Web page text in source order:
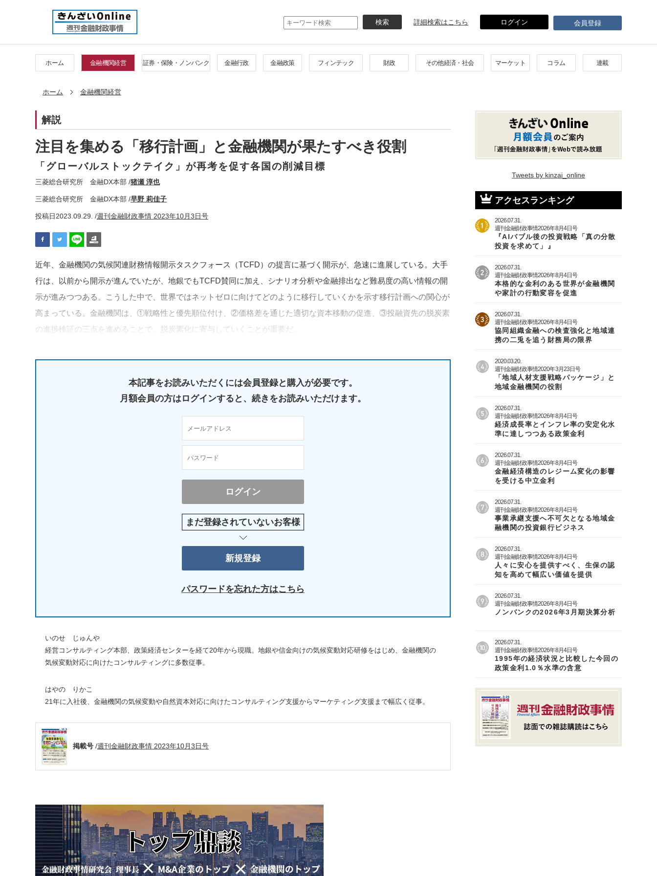
イ
ン
テ
ン
詳細検索はこちら ログイン 会員登録
ホーム 金融機関経営 証券・保険・ノンバンク 金融行政 金融政策 フィンテック 財政 その他経済・社会 マーケット コラム 連載
ホーム 金融機関経営
解説
注目を集める「移行計画」と金融機関が果たすべき役割
「グローバルストックテイク」が再考を促す各国の削減目標
三菱総合研究所 金融DX本部 /猪瀬 淳也
三菱総合研究所 金融DX本部 /早野 莉佳子
投稿日2023.09.29. /週刊金融財政事情 2023年10月3日号
近年、金融機関の気候関連財務情報開示タスクフォース（TCFD）の提言に基づく開示が、急速に進展している。大手
行は、以前から開示が進んでいたが、地銀でもTCFD賛同に加え、シナリオ分析や金融排出など難易度の高い情報の開
示が進みつつある。こうした中で、世界ではネットゼロに向けてどのように移行していくかを示す移行計画への関心が
高まっている。金融機関は、①戦略性と優先順位付け、②価格差を通じた適切な資本移動の促進、③投融資先の脱炭素
の進捗検証の三点を進めることで、脱炭素化に寄与していくことが重要だ。
本記事をお読みいただくには会員登録と購入が必要です。
月額会員の方はログインすると、 続きをお読みいただけます。
まだ登録されていないお客様
パスワードを忘れた方はこちら
いのせ じゅんや
経営コンサルティング本部、政策経済センターを経て20年から現職。地銀や信金向けの気候変動対応研修をはじめ、金融機関の
気候変動対応に向けたコンサルティングに多数従事。
はやの りかこ
21年に入社後、金融機関の気候変動や自然資本対応に向けたコンサルティング支援からマーケティング支援まで幅広く従事。
掲載号 /週刊金融財政事情 2023年10月3日号
Tweets by kinzai_online
アクセスランキング
2026.07.31.
週刊金融財政事情2026年8月4日号
『AIバブル後の投資戦略「真の分散
投資を求めて」』
2026.07.31.
週刊金融財政事情2026年8月4日号
本格的な金利のある世界が金融機関
や家計の行動変容を促進
2026.07.31.
週刊金融財政事情2026年8月4日号
協同組織金融への検査強化と地域連
携の二兎を追う財務局の限界
2020.03.20.
週刊金融財政事情2020年3月23日号
「地域人材支援戦略パッケージ」と
地域金融機関の役割
2026.07.31.
週刊金融財政事情2026年8月4日号
経済成長率とインフレ率の安定化水
準に達しつつある政策金利
2026.07.31.
週刊金融財政事情2026年8月4日号
金融経済構造のレジーム変化の影響
を受ける中立金利
2026.07.31.
週刊金融財政事情2026年8月4日号
事業承継支援へ不可欠となる地域金
融機関の投資銀行ビジネス
2026.07.31.
週刊金融財政事情2026年8月4日号
人々に安心を提供すべく、生保の認
知を高めて幅広い価値を提供
2026.07.31.
週刊金融財政事情2026年8月4日号
ノンバンクの2026年3月期決算分析
2026.07.31.
週刊金融財政事情2026年8月4日号
1995年の経済状況と比較した今回の
政策金利1.0％水準の含意